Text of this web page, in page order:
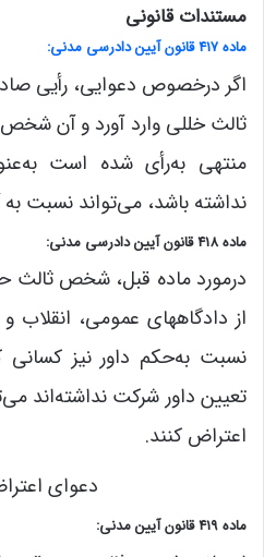
مستندات قانونی
‌ماده 417 قانون آیین دادرسی مدنی:
اگر درخصوص دعوایی، رأیی
ثالث خللی وارد آورد و آن شخص
منتهی به‌رأی شده است
نداشته باشد، می‌تواند نسبت
ماده 418 قانون آیین دادرسی مدنی:
درمورد ماده قبل، شخص ثالث
از دادگاههای عمومی، انقلاب
نسبت به‌حکم داور نیز کسانی
تعیین داور شرکت نداشته‌اند
اعتراض کنند.
دعوای
ماده 419 قانون آیین مدنی: